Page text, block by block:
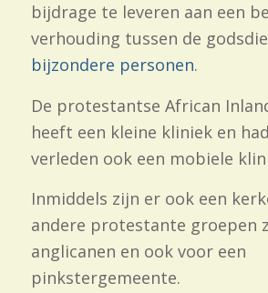
bijdrage te leveren aan een
verhouding tussen de
bijzondere personen.
De protestantse African
heeft een kleine kliniek en
verleden ook een mobiele
Inmiddels zijn er ook een
andere protestante groepen
anglicanen en ook voor een
pinkstergemeente.